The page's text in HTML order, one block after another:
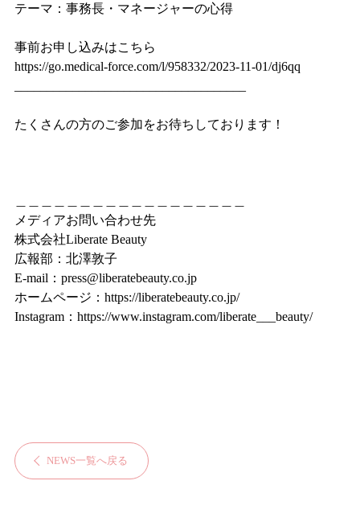
テーマ：事務長・マネージャーの心得
事前お申し込みはこちら
https://go.medical-force.com/l/958332/2023-11-01/dj6qq
たくさんの方のご参加をお待ちしております！
メディアお問い合わせ先
株式会社Liberate Beauty
広報部：北澤敦子
E-mail： press@liberatebeauty.co.jp
ホームページ： https://liberatebeauty.co.jp/
Instagram： https://www.instagram.com/liberate___beauty/
NEWS一覧へ戻る